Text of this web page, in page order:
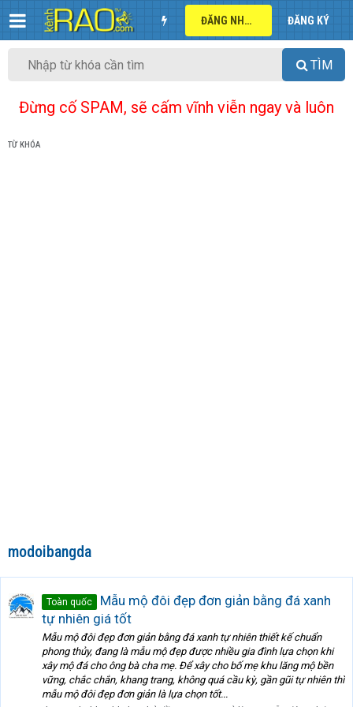
ĐĂNG NHẬP ĐĂNG KÝ
TÌM
Đừng cố SPAM, sẽ cấm vĩnh viễn ngay và luôn
TỪ KHÓA
modoibangda
Toàn quốc
Mẫu mộ đôi đẹp đơn giản bằng đá xanh
tự nhiên giá tốt
Mẫu mộ đôi đẹp đơn giản bằng đá xanh tự nhiên thiết kế chuẩn
phong thủy, đang là mẫu mộ đẹp được nhiều gia đình lựa chọn khi
xây mộ đá cho ông bà cha mẹ. Để xây cho bố mẹ khu lăng mộ bền
vững, chắc chắn, khang trang, không quá cầu kỳ, gần gũi tự nhiên thì
mẫu mộ đôi đẹp đơn giản là lựa chọn tốt...